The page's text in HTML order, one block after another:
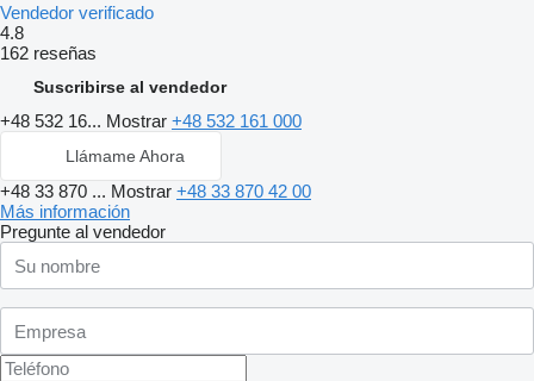
Vendedor verificado
4.8
162 reseñas
Suscribirse al vendedor
+48 532 16... Mostrar +48 532 161 000
Llámame Ahora
+48 33 870 ... Mostrar +48 33 870 42 00
Más información
Pregunte al vendedor